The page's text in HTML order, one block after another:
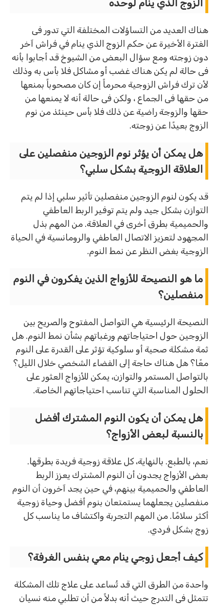
الزوج الذي ينام لوحده
هناك العديد من التساؤلات المختلفة التي تدور فى
الفترة الأخيرة عن حكم الزوج الذي ينام في فراش آخر
دون زوجته ومع سؤال البعض من الشيوخ قد أجابوا بأنه
فى حالة لم يكن هناك غضب أو مشاكل فلا بأس به وذلك
لأن ترك فراش الزوجية محرماً إن كان مصحوباً بمنعها
من حقها فى الجماع ، ولكن فى حالة أنه لا يمنعها من
حقها والزوجة راضية عن ذلك فلا بأس حينئذ من نوم
الزوج بعيدًا عن زوجته.
هل يمكن أن يؤثر نوم الزوجين منفصلين على
العلاقة الزوجية بشكل سلبي؟
قد يكون لنوم الزوجين منفصلين تأثير سلبي إذا لم يتم
التوازن بشكل جيد ولم يتم توفير الربط العاطفي
والحميمية بطرق أخرى في العلاقة. من المهم بذل
المجهود لتعزيز الاتصال العاطفي والرومانسية في الحياة
الزوجية بغض النظر عن نمط النوم.
ما هو النصيحة للأزواج الذين يفكرون في النوم
منفصلين؟
النصيحة الرئيسية هي التواصل المفتوح والصريح بين
الزوجين حول احتياجاتهم ورغباتهم بشأن نمط النوم. هل
ثمة مشكلة صحية أو سلوكية تؤثر على القدرة على النوم
معًا؟ هل هناك حاجة إلى الفضاء الشخصي خلال الليل؟
بالتواصل المستمر والتوازن، يمكن للأزواج العثور على
الحلول المناسبة التي تناسب احتياجاتهم الخاصة.
هل يمكن أن يكون النوم المشترك أفضل
بالنسبة لبعض الأزواج؟
نعم، بالطبع. بالنهاية، كل علاقة زوجية فريدة بطرقها.
بعض الأزواج يجدون أن النوم المشترك يعزز الربط
العاطفي والحميمية بينهم، في حين يجد آخرون أن النوم
منفصلين يجعلهما يستمتعان بنوم أفضل وحياة زوجية
أكثر سلامًا. من المهم التجربة واكتشاف ما يناسب كل
زوج بشكل فردي.
كيف أجعل زوجي ينام معي بنفس الغرفة؟
واحدة من الطرق التي قد تُساعد على علاج تلك المشكلة
تتمثل فى التدرج حيث أنه بدلاً من أن تطلبي منه نسيان